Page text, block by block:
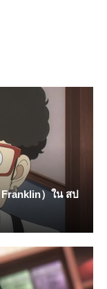
）ใน สป